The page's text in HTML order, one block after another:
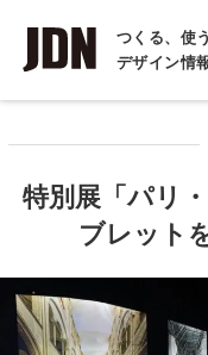
つくる、使
デザイン情
インタビュー
COLUMN
特別展「パリ
ブレット